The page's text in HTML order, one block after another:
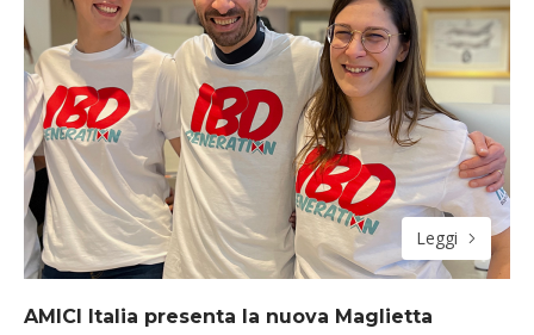
Leggi
AMICI Italia presenta la nuova Maglietta